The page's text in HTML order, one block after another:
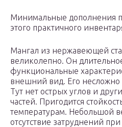
Минимальные дополнения
этого практичного
Мангал из нержавеющей
великолепно. Он
функциональные
внешний вид. Его несложно
Тут нет острых углов и
частей. Пригодится
температурам. Небольшой
отсутствие затруднений